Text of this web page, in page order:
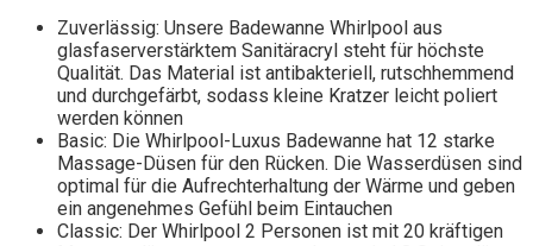
Zuverlässig: Unsere Badewanne Whirlpоol aus
glasfaserverstärktem Sanitäracryl steht für höchste
Qualität. Das Material ist antibakteriell, rutschhemmend
und durchgefärbt, sodass kleine Kratzer leicht poliert
werden können
Basic: Die Whirlpоol-Luxus Badewanne hat 12 starke
Massage-Düsen für den Rücken. Die Wasserdüsen sind
optimal für die Aufrechterhaltung der Wärme und geben
ein angenehmes Gefühl beim Eintauchen
Classic: Der Whirlpоol 2 Personen ist mit 20 kräftigen